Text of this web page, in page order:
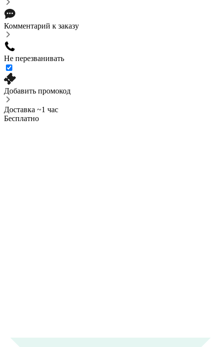
Комментарий к заказу
Не перезванивать
Добавить промокод
Доставка ~1 час
Бесплатно